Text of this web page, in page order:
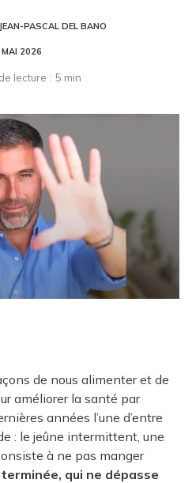
PASCAL DEL BANO
2026
lecture 5 min
de nous alimenter et de
améliorer la santé par
années l’une d’entre
: le jeûne intermittent, une
à ne pas manger
qui ne dépasse